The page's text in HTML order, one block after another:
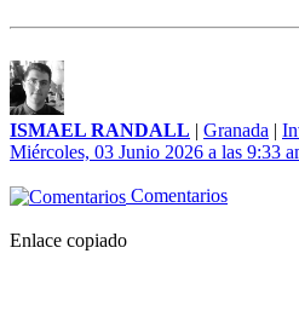
ISMAEL RANDALL | Granada |
Miércoles, 03 Junio 2026 a las 9:33
Comentarios
Enlace copiado